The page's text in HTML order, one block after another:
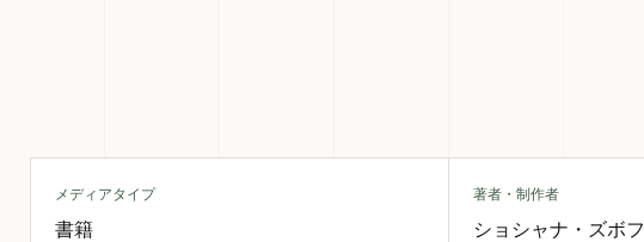
メディアタイプ
書籍
著者・制作者
ショシャナ・ズボフ